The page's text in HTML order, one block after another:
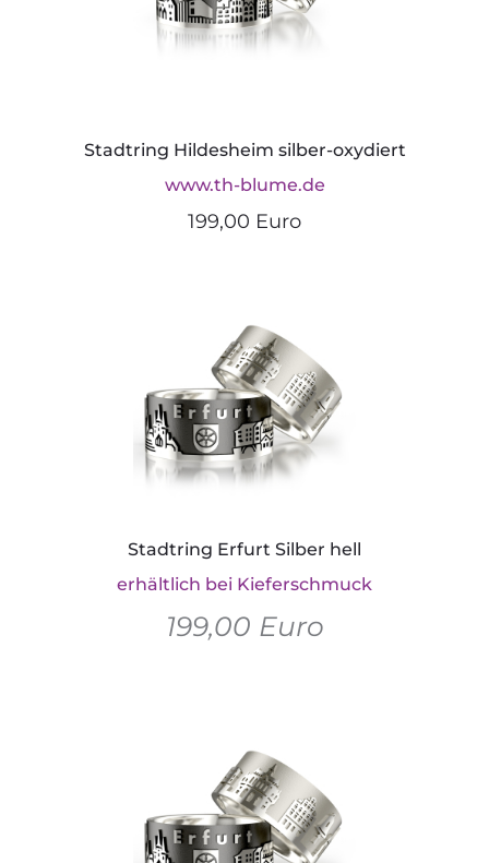
Stadtring Hildesheim silber-oxydiert
www.th-blume.de
199,00 Euro
Stadtring Erfurt Silber hell
erhältlich bei Kieferschmuck
199,00 Euro